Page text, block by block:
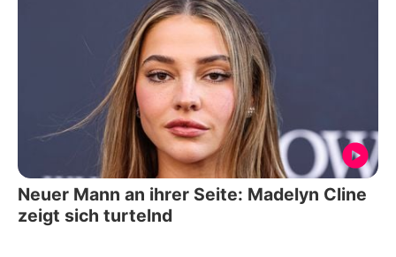
Neuer Mann an ihrer Seite: Madelyn Cline
zeigt sich turtelnd